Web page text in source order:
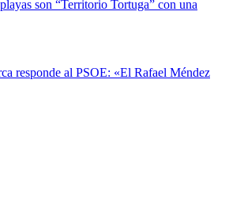
son “Territorio Tortuga” con una
responde al PSOE: «El Rafael Méndez